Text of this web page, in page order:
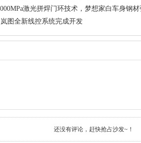
激光拼焊门环技术，梦想家白车身钢
图全新线控系统完成开发
还没有评论，赶快抢占沙发~！